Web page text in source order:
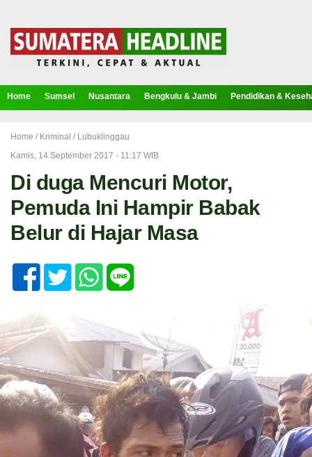
Home Sumsel Nusantara Bengkulu & Jambi Pendidikan &
Home / Kriminal / Lubuklinggau
Kamis, 14 September 2017 - 11:17 WIB
Di duga Mencuri Motor,
Pemuda Ini Hampir Babak
Belur di Hajar Masa